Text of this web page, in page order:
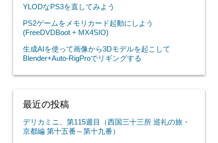
YLODなPS3を直してみよう
PS2ゲームをメモリカード起動にしよう
(FreeDVDBoot + MX4SIO)
生成AIを使って画像から3Dモデルを起こして
Blender+Auto-RigProでリギングする
最近の投稿
デリカミニ、第115週目（西国三十三所 巡礼の旅・
京都編 第十五番～第十九番）